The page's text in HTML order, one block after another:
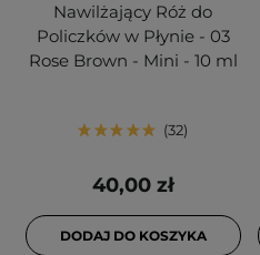
Nawilżający Róż do
Policzków w Płynie - 03
Rose Brown - Mini - 10 ml
32
40,00 zł
DODAJ DO KOSZYKA